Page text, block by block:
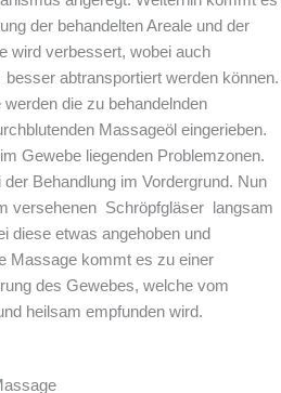
der behandelten Areale und der
wird verbessert, wobei auch
abtransportiert werden können.
die zu behandelnden
Massageöl eingerieben.
Gewebe liegenden Problemzonen.
Behandlung im Vordergrund. Nun
versehenen Schröpfgläser langsam
diese etwas angehoben und
Massage kommt es zu einer
des Gewebes, welche vom
heilsam empfunden wird.